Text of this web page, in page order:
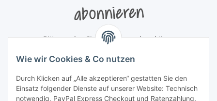
Wie wir Cookies & Co nutzen
Durch Klicken auf „Alle akzeptieren“ gestatten Sie den
Einsatz folgender Dienste auf unserer Website: Technisch
notwendig, PayPal Express Checkout und Ratenzahlung.
abonnieren
Bitte senden Sie mir entsprechend Ihrer
Informationen zu Ihrem Produktsortiment per E-Mail zu.
Newsletter abonnieren
Newsletter Newsletter abonnieren